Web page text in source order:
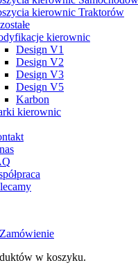
kierownic Traktorów
kierownic
Design V1
Design V2
Design V3
Design V5
Karbon
kierownic
Zamówienie
w koszyku.